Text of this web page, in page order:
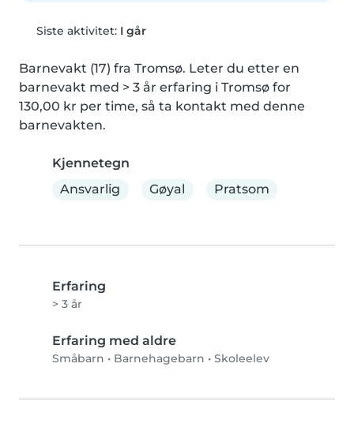
Siste aktivitet: I går
Barnevakt (17) fra Tromsø. Leter du etter en
barnevakt med > 3 år erfaring i Tromsø for
130,00 kr per time, så ta kontakt med denne
barnevakten.
Kjennetegn
Ansvarlig
Gøyal Pratsom
Erfaring
> 3 år
Erfaring med aldre
Småbarn • Barnehagebarn • Skoleelev